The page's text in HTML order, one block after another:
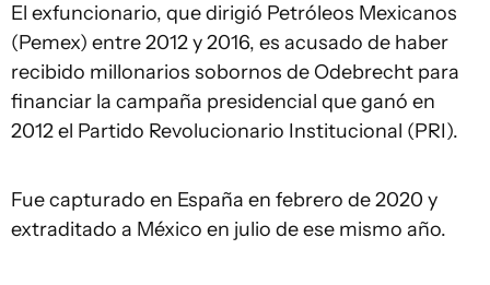
El exfuncionario, que dirigió Petróleos Mexicanos
(Pemex) entre 2012 y 2016, es acusado de haber
recibido millonarios sobornos de Odebrecht para
financiar la campaña presidencial que ganó en
2012 el Partido Revolucionario Institucional (PRI).
Fue capturado en España en febrero de 2020 y
extraditado a México en julio de ese mismo año.